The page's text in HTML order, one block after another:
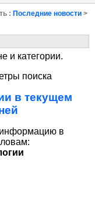
: Последние новости >
и категории.
поиска
в текущем
в